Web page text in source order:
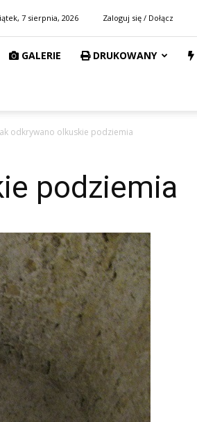
7 sierpnia, 2026 Zaloguj się / Dołącz
GALERIE DRUKOWANY
odkrywano olkuskie podziemia
podziemia